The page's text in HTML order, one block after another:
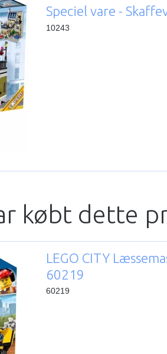
Speciel vare -
10243
købt dette
LEGO CITY
60219
60219